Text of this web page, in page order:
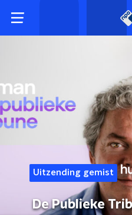
Uitzending gemist
De Publieke